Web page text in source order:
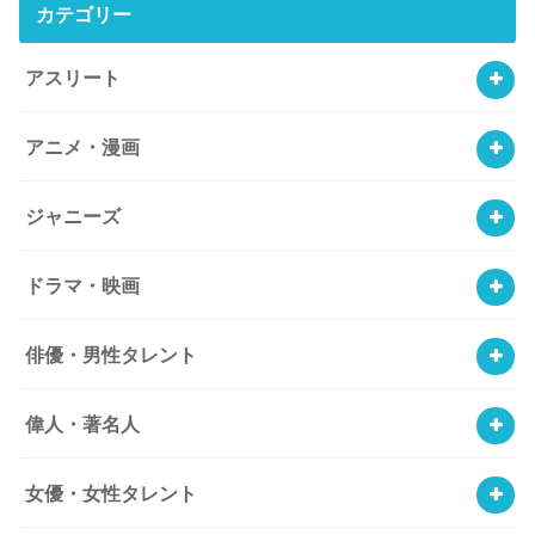
カテゴリー
アスリート
アニメ・漫画
ジャニーズ
ドラマ・映画
俳優・男性タレント
偉人・著名人
女優・女性タレント